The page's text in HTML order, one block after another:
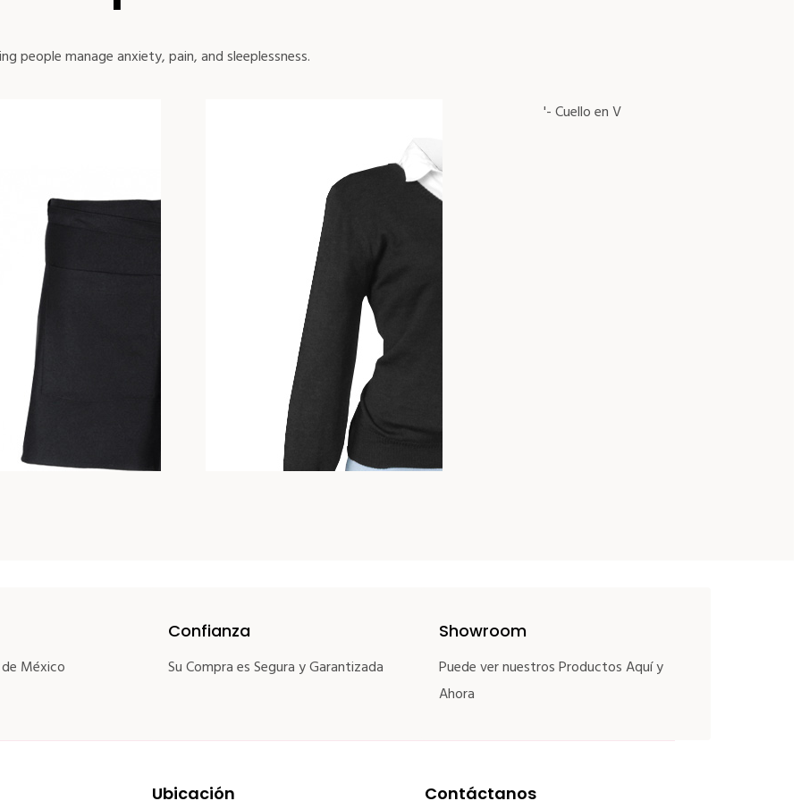
people manage anxiety, pain, and sleeplessness.
'- Cuello en V
México
Confianza
Su Compra es Segura y Garantizada
Showroom
Puede ver nuestros Productos Aquí y
Ahora
Ubicación Contáctanos